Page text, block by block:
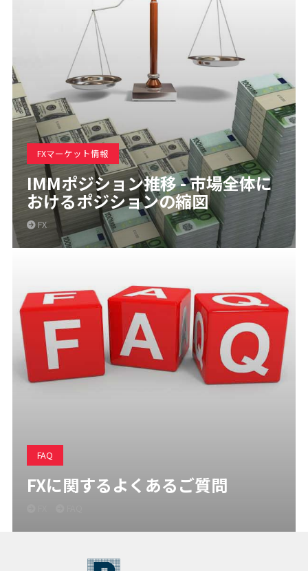
FXマーケット情報
IMMポジション推移 - 市場全体に
おけるポジションの縮図
FX
FAQ
FXに関するよくあるご質問